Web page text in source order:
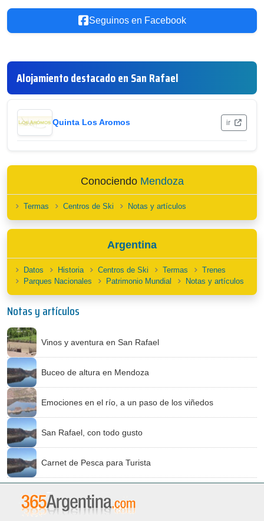
Seguinos en Facebook
Alojamiento destacado en San Rafael
Quinta Los Aromos ir
Conociendo Mendoza
Termas Centros de Ski Notas y artículos
Argentina
Datos Historia Centros de Ski Termas
Trenes
Parques Nacionales
Patrimonio Mundial Notas y artículos
Notas y artículos
Vinos y aventura en San Rafael
Buceo de altura en Mendoza
Emociones en el río, a un paso de los viñedos
San Rafael, con todo gusto
Carnet de Pesca para Turista